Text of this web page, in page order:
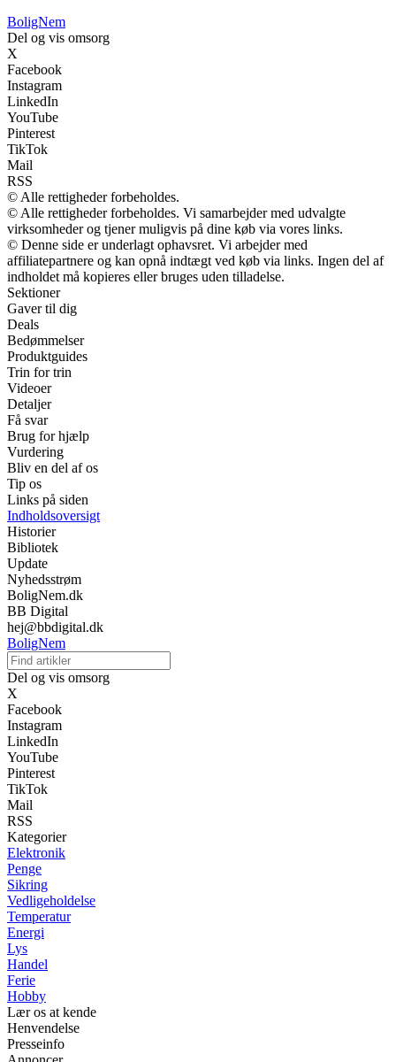
BoligNem
Del og vis omsorg
X
Facebook
Instagram
LinkedIn
YouTube
Pinterest
TikTok
Mail
RSS
© Alle rettigheder forbeholdes.
© Alle rettigheder forbeholdes. Vi samarbejder med udvalgte
virksomheder og tjener muligvis på dine køb via vores links.
© Denne side er underlagt ophavsret. Vi arbejder med
affiliatepartnere og kan opnå indtægt ved køb via links. Ingen del af
indholdet må kopieres eller bruges uden tilladelse.
Sektioner
Gaver til dig
Deals
Bedømmelser
Produktguides
Trin for trin
Videoer
Detaljer
Få svar
Brug for hjælp
Vurdering
Bliv en del af os
Tip os
Links på siden
Indholdsoversigt
Historier
Bibliotek
Update
Nyhedsstrøm
BoligNem.dk
BB Digital
hej@bbdigital.dk
BoligNem
Del og vis omsorg
X
Facebook
Instagram
LinkedIn
YouTube
Pinterest
TikTok
Mail
RSS
Kategorier
Elektronik
Penge
Sikring
Vedligeholdelse
Temperatur
Energi
Lys
Handel
Ferie
Hobby
Lær os at kende
Henvendelse
Presseinfo